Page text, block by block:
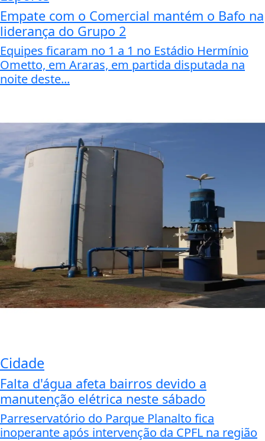
Empate com o Comercial mantém o Bafo na
liderança do Grupo 2
Equipes ficaram no 1 a 1 no Estádio Hermínio
Ometto, em Araras, em partida disputada na
noite deste...
Cidade
Falta d'água afeta bairros devido a
manutenção elétrica neste sábado
Parreservatório do Parque Planalto fica
inoperante após intervenção da CPFL na região